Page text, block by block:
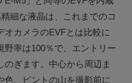
細な液晶は、これまでのコ
オカメラのEVFとは比較に
野率は100％で、エントリー
ぎます。中心から周辺ま
色、ピントの山を撮影前に